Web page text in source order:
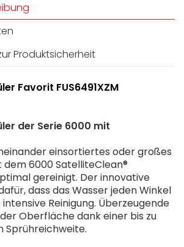
Produktsicherheit
Favorit FUS6491XZM
der Serie 6000 mit
einsortiertes oder großes
6000 SatelliteClean®
gereinigt. Der innovative
dass das Wasser jeden Winkel
Reinigung. Überzeugende
Oberfläche dank einer bis zu
Sprühreichweite.